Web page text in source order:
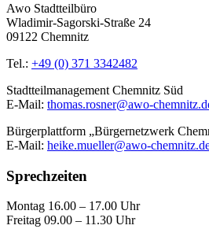
Awo Stadtteilbüro
Wladimir-Sagorski-Straße 24
09122 Chemnitz
Tel.: +49 (0) 371 3342482
Stadtteilmanagement Chemnitz Süd
E-Mail: thomas.rosner@awo-
Bürgerplattform „Bürgernetzwerk
E-Mail: heike.mueller@awo-
Sprechzeiten
Montag 16.00 – 17.00 Uhr
Freitag 09.00 – 11.30 Uhr